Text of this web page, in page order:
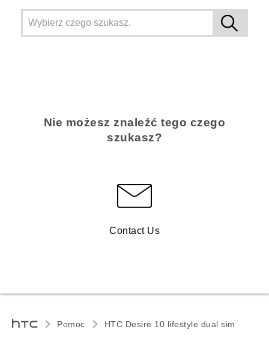
Nie możesz znaleźć tego czego
szukasz?
Contact Us
Pomoc HTC Desire 10 lifestyle dual sim‎